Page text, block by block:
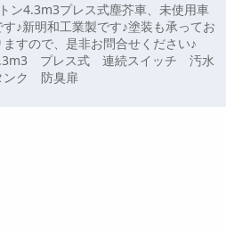
ン4.3m3プレス式塵芥車、未使用車
す♪新明和工業製です♪塗装も承ってお
ますので、是非お問合せください♪
プレス式 連続スイッチ 汚水
ンク 防臭扉